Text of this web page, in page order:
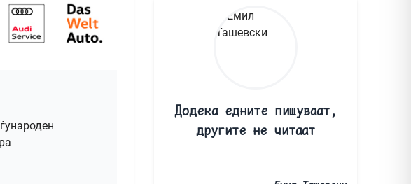
Додека едните пишуваат,
другите не читаат